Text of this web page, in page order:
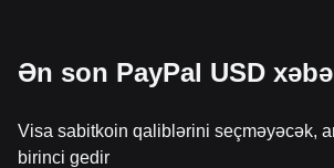
Ən son PayPal USD
Visa sabitkoin qaliblərini seçməyəcək,
birinci gedir